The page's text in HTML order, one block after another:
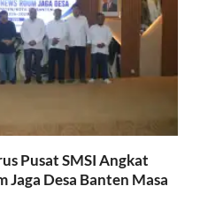
Pusat SMSI Angkat
Jaga Desa Banten Masa